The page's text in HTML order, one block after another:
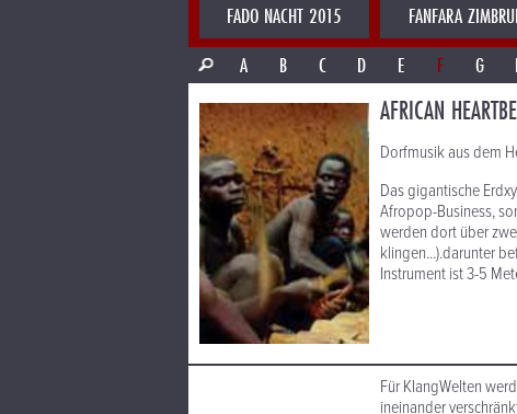
FADO NACHT 2015 FANFARA
A
B C D E F G
AFRICAN
Dorfmusik aus dem
Das gigantische
Afropop-Business,
werden dort über
klingen...).darunter
Instrument ist 3-5
Für KlangWelten
ineinander